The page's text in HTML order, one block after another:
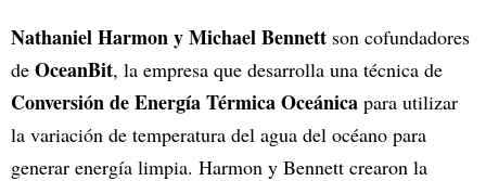
Nathaniel Harmon y Michael Bennett son cofundadores
de OceanBit, la empresa que desarrolla una técnica de
Conversión de Energía Térmica Oceánica para utilizar
la variación de temperatura del agua del océano para
generar energía limpia. Harmon y Bennett crearon la